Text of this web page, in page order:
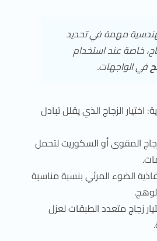
مهمة في تحديد
خاصة عند استخدام
في الواجهات.
اختيار الزجاج الذي يقلل تبادل
المقوى أو السكوريت لتحمل
الضوء المرئي بنسبة مناسبة
زجاج متعدد الطبقات لعزل